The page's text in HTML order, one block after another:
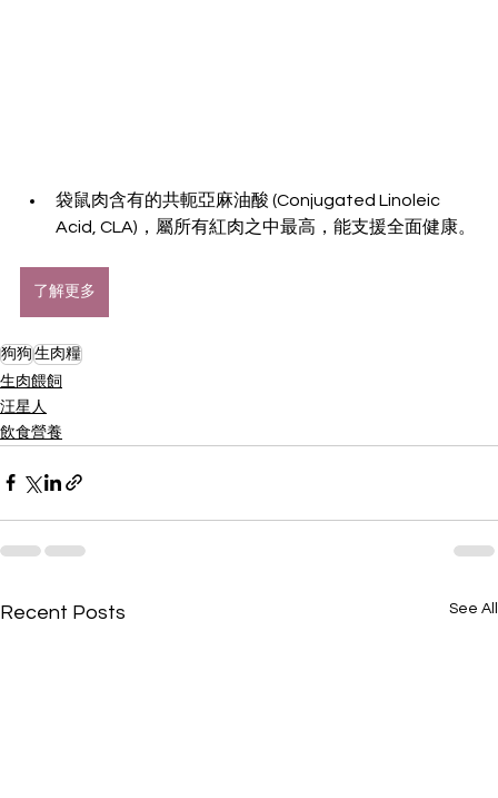
袋鼠肉含有的共軛亞麻油酸 (Conjugated Linoleic
Acid, CLA)，屬所有紅肉之中最高，能支援全面健康。
了解更多
狗狗生肉糧
生肉餵飼
汪星人
飲食營養
Recent Posts See All